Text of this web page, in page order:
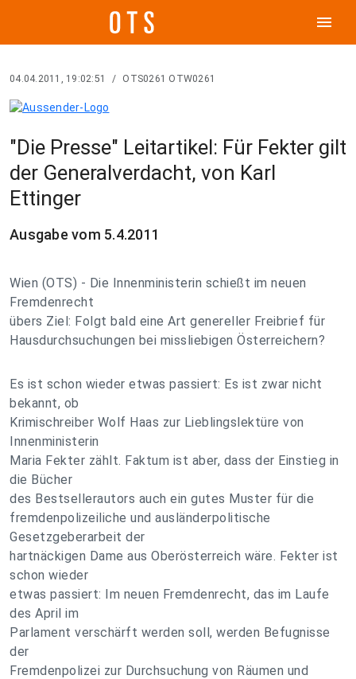
menu
04.04.2011, 19:02:51 / OTS0261 OTW0261
"Die Presse" Leitartikel: Für Fekter gilt
der Generalverdacht, von Karl
Ettinger
Ausgabe vom 5.4.2011
Wien (OTS) - Die Innenministerin schießt im neuen
Fremdenrecht
übers Ziel: Folgt bald eine Art genereller Freibrief für
Hausdurchsuchungen bei missliebigen Österreichern?
Es ist schon wieder etwas passiert: Es ist zwar nicht
bekannt, ob
Krimischreiber Wolf Haas zur Lieblingslektüre von
Innenministerin
Maria Fekter zählt. Faktum ist aber, dass der Einstieg in
die Bücher
des Bestsellerautors auch ein gutes Muster für die
fremdenpolizeiliche und ausländerpolitische
Gesetzgeberarbeit der
hartnäckigen Dame aus Oberösterreich wäre. Fekter ist
schon wieder
etwas passiert: Im neuen Fremdenrecht, das im Laufe
des April im
Parlament verschärft werden soll, werden Befugnisse
der
Fremdenpolizei zur Durchsuchung von Räumen und